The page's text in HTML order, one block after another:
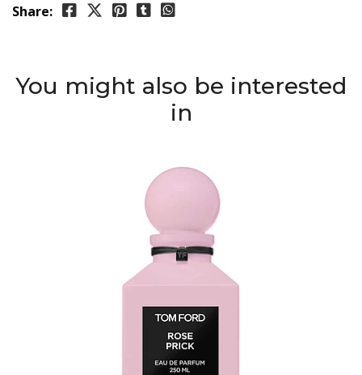
Share:
You might also be interested
in